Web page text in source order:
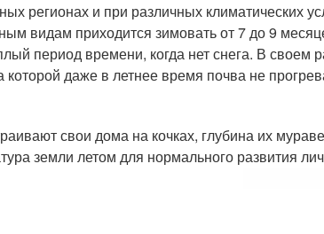
регионах и при различных климатических
видам приходится зимовать от 7 до 9
период времени, когда нет снега. В своем
которой даже в летнее время почва не
свои дома на кочках, глубина их
земли летом для нормального развития